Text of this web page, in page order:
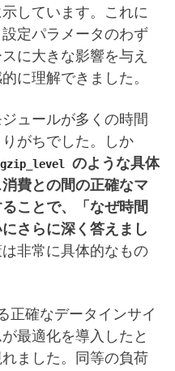
しています。これに
定パラメータのわず
に大きな影響を与え
に理解できました。
ュールが多くの時間
がちでした。しか
gzip_level のような具体
費との間の正確なマ
ことで、「なぜ時間
さらに深く答えまし
非常に具体的なもの
正確なデータインサイ
最適化を導入したと
ました。同等の負荷